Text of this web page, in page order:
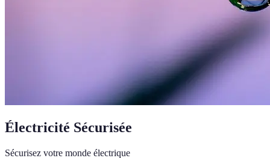
Électricité Sécurisée
Sécurisez votre monde électrique